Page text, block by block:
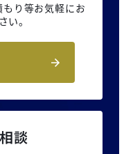
もり等お気軽にお
い。
談